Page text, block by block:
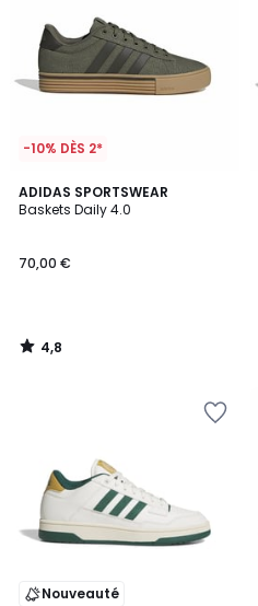
-10% DÈS 2*
ADIDAS SPORTSWEAR
Baskets Daily 4.0
70,00 €
4,8
/ 5
4,8
/
Nouveauté